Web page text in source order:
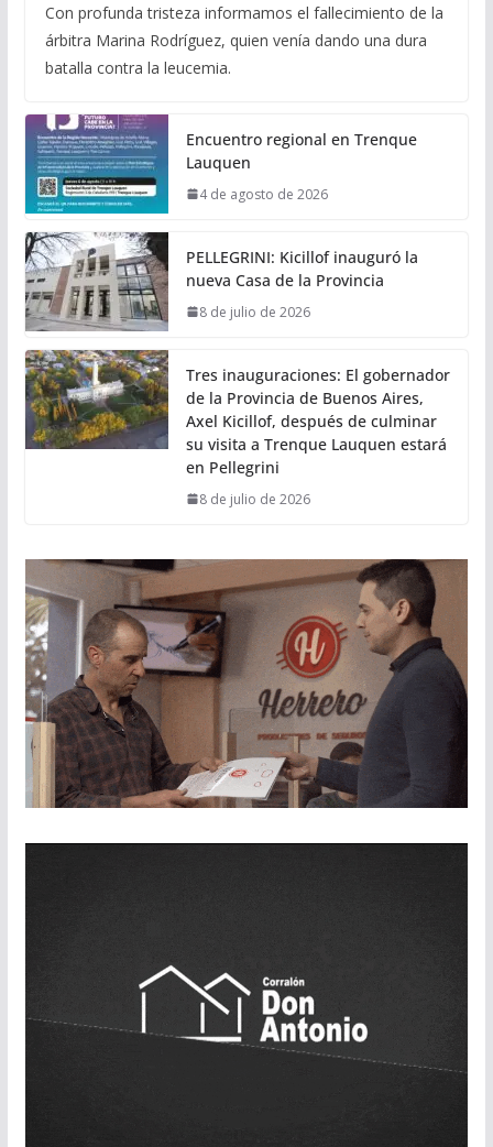
Con profunda tristeza informamos el fallecimiento de la
árbitra Marina Rodríguez, quien venía dando una dura
batalla contra la leucemia.
Encuentro regional en Trenque
Lauquen
4 de agosto de 2026
PELLEGRINI: Kicillof inauguró la
nueva Casa de la Provincia
8 de julio de 2026
Tres inauguraciones: El gobernador
de la Provincia de Buenos Aires,
Axel Kicillof, después de culminar
su visita a Trenque Lauquen estará
en Pellegrini
8 de julio de 2026